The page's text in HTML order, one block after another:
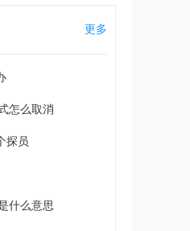
更多
怎么取消
探员
什么意思